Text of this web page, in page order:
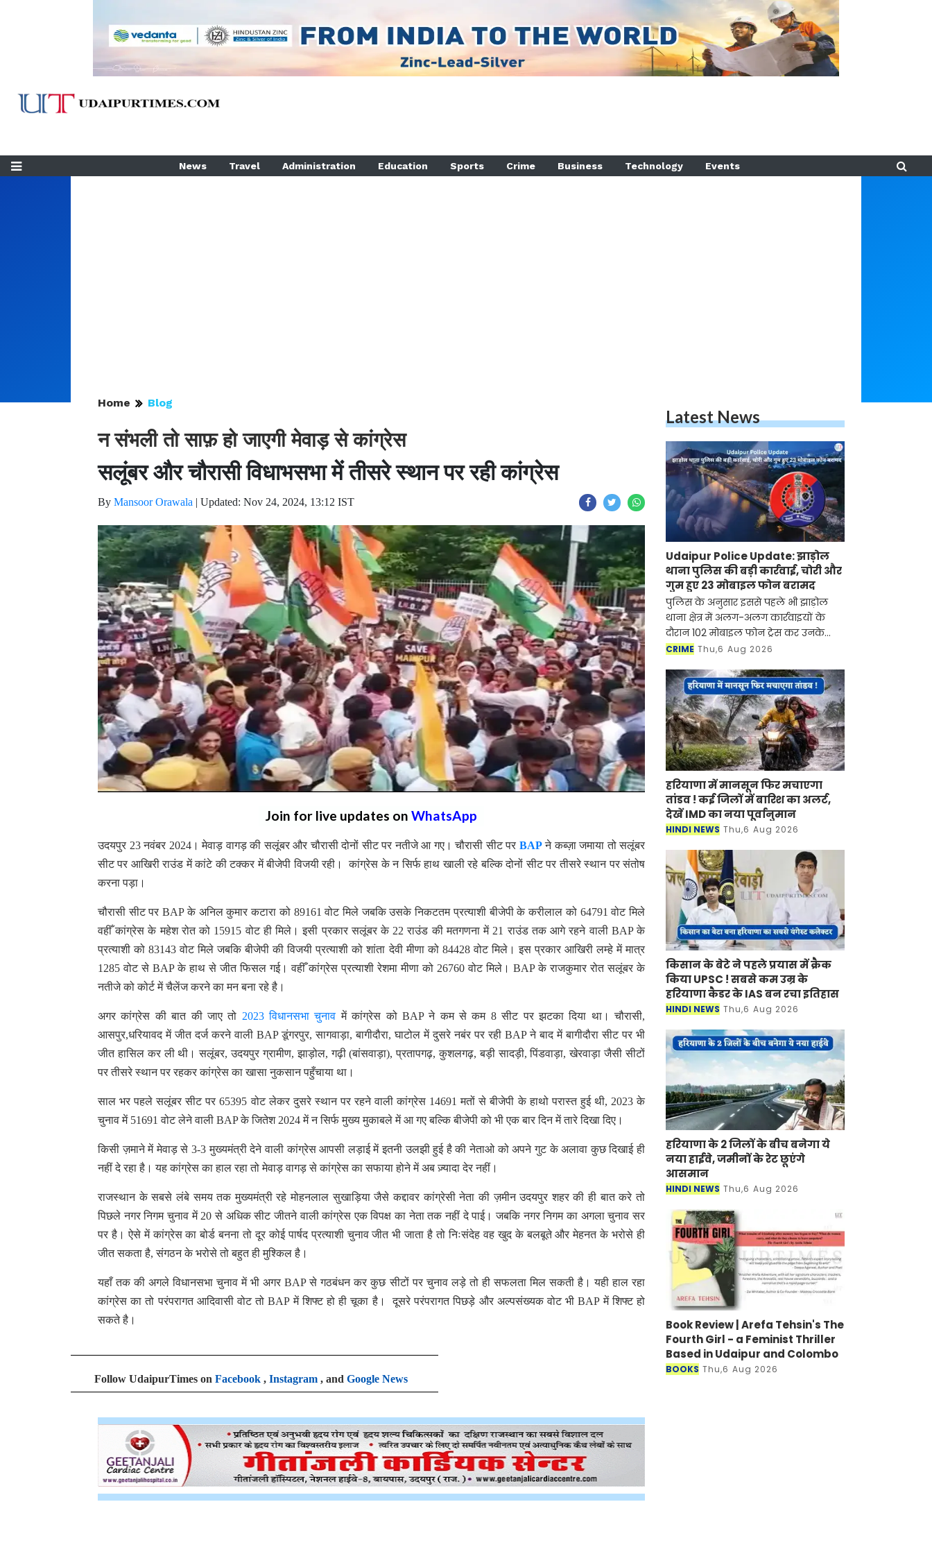
News Travel Administration Education Sports Crime Business Technology Events
Home Blog
न संभली तो साफ़ हो जाएगी मेवाड़ से कांग्रेस
सलूंबर और चौरासी विधाभसभा में तीसरे स्थान पर रही कांग्रेस
By Mansoor Orawala | Updated: Nov 24, 2024, 13:12 IST
Join for live updates on WhatsApp
उदयपुर 23 नवंबर 2024। मेवाड़ वागड़ की सलूंबर और चौरासी दोनों सीट पर नतीजे आ गए। चौरासी सीट पर BAPने कब्ज़ा जमाया तो सलूंबर
सीट पर आखिरी राउंड में कांटे की टक्कर में बीजेपी विजयी रही। कांग्रेस के न सिर्फ हाथ खाली रहे बल्कि दोनों सीट पर तीसरे स्थान पर संतोष
करना पड़ा।
चौरासी सीट पर BAP के अनिल कुमार कटारा को 89161 वोट मिले जबकि उसके निकटतम प्रत्याशी बीजेपी के करीलाल को 64791 वोट मिले
वहीँ कांग्रेस के महेश रोत को 15915 वोट ही मिले। इसी प्रकार सलूंबर के 22 राउंड की मतगणना में 21 राउंड तक आगे रहने वाली BAP के
प्रत्याशी को 83143 वोट मिले जबकि बीजेपी की विजयी प्रत्याशी को शांता देवी मीणा को 84428 वोट मिले। इस प्रकार आखिरी लम्हे में मात्र
1285 वोट से BAP के हाथ से जीत फिसल गई। वहीँ कांग्रेस प्रत्याशी रेशमा मीणा को 26760 वोट मिले। BAP के राजकुमार रोत सलूंबर के
नतीजे को कोर्ट में चैलेंज करने का मन बना रहे है।
अगर कांग्रेस की बात की जाए तो 2023 विधानसभा चुनाव में कांग्रेस को BAP ने कम से कम 8 सीट पर झटका दिया था। चौरासी,
आसपुर,धरियावद में जीत दर्ज करने वाली BAP डूंगरपुर, सागवाड़ा, बागीदौरा, घाटोल में दुसरे नबंर पर रही BAP ने बाद में बागीदौरा सीट पर भी
जीत हासिल कर ली थी। सलूंबर, उदयपुर ग्रामीण, झाड़ोल, गढ़ी (बांसवाड़ा), प्रतापगढ़, कुशलगढ़, बड़ी सादड़ी, पिंडवाड़ा, खेरवाड़ा जैसी सीटों
पर तीसरे स्थान पर रहकर कांग्रेस का खासा नुकसान पहुँचाया था।
साल भर पहले सलूंबर सीट पर 65395 वोट लेकर दुसरे स्थान पर रहने वाली कांग्रेस 14691 मतों से बीजेपी के हाथो परास्त हुई थी, 2023 के
चुनाव में 51691 वोट लेने वाली BAP के जितेश 2024 में न सिर्फ मुख्य मुकाबले में आ गए बल्कि बीजेपी को भी एक बार दिन में तारे दिखा दिए।
किसी ज़माने में मेवाड़ से 3-3 मुख्यमंत्री देने वाली कांग्रेस आपसी लड़ाई में इतनी उलझी हुई है की नेताओ को अपने गुट के अलावा कुछ दिखाई ही
नहीं दे रहा है। यह कांग्रेस का हाल रहा तो मेवाड़ वागड़ से कांग्रेस का सफाया होने में अब ज़्यादा देर नहीं।
राजस्थान के सबसे लंबे समय तक मुख्यमंत्री रहे मोहनलाल सुखाड़िया जैसे कद्दावर कांग्रेसी नेता की ज़मीन उदयपुर शहर की ही बात करे तो
पिछले नगर निगम चुनाव में 20 से अधिक सीट जीतने वाली कांग्रेस एक विपक्ष का नेता तक नहीं दे पाई। जबकि नगर निगम का अगला चुनाव सर
पर है। ऐसे में कांग्रेस का बोर्ड बनना तो दूर कोई पार्षद प्रत्याशी चुनाव जीत भी जाता है तो निःसंदेह वह खुद के बलबूते और मेहनत के भरोसे ही
जीत सकता है, संगठन के भरोसे तो बहुत ही मुश्किल है।
यहाँ तक की अगले विधानसभा चुनाव में भी अगर BAP से गठबंधन कर कुछ सीटों पर चुनाव लड़े तो ही सफलता मिल सकती है। यही हाल रहा
कांग्रेस का तो परंपरागत आदिवासी वोट तो BAP में शिफ्ट हो ही चूका है। दूसरे परंपरागत पिछड़े और अल्पसंख्यक वोट भी BAP में शिफ्ट हो
सकते है।
Follow UdaipurTimes on Facebook , Instagram , and Google News
Latest News
Udaipur Police Update: झाड़ोल
थाना पुलिस की बड़ी कार्रवाई, चोरी और
गुम हुए 23 मोबाइल फोन बरामद
पुलिस के अनुसार इससे पहले भी झाड़ोल
थाना क्षेत्र में अलग-अलग कार्रवाइयों के
दौरान 102 मोबाइल फोन ट्रेस कर उनके
मालिकों को लौटाए जा चुके हैं
CRIME Thu,6 Aug 2026
हरियाणा में मानसून फिर मचाएगा
तांडव ! कई जिलों में बारिश का अलर्ट,
देखें IMD का नया पूर्वानुमान
HINDI NEWS Thu,6 Aug 2026
किसान के बेटे ने पहले प्रयास में क्रैक
किया UPSC ! सबसे कम उम्र के
हरियाणा कैडर के IAS बन रचा इतिहास
HINDI NEWS Thu,6 Aug 2026
हरियाणा के 2 जिलों के बीच बनेगा ये
नया हाईवे, जमीनों के रेट छूएंगे
आसमान
HINDI NEWS Thu,6 Aug 2026
Book Review | Arefa Tehsin's The
Fourth Girl - a Feminist Thriller
Based in Udaipur and Colombo
BOOKS Thu,6 Aug 2026